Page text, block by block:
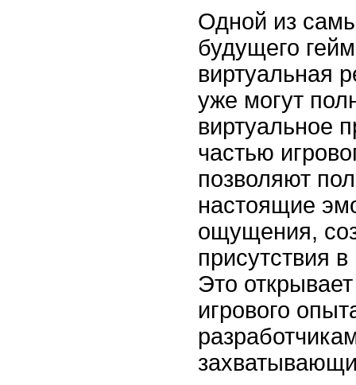
Одной из
будущего
виртуальная
уже могут
виртуальное
частью
позволяют
настоящие
ощущения,
присутствия
Это
игрового